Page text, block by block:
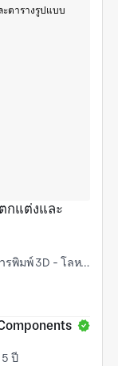
กแต่งและ
พิมพ์ 3D - โลหะ)
ปี